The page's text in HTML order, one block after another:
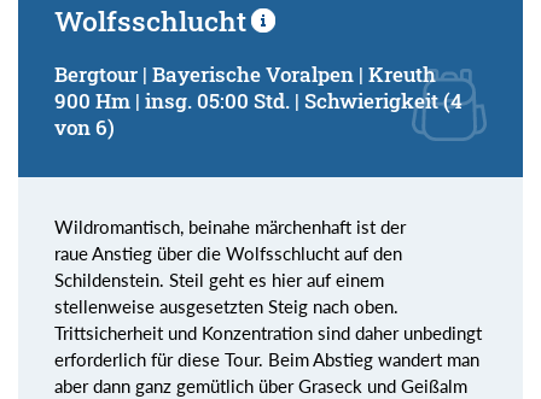
Wolfsschlucht
Bergtour | Bayerische Voralpen | Kreuth
900 Hm | insg. 05:00 Std. | Schwierigkeit (4
von 6)
Wildromantisch, beinahe märchenhaft ist der
raue Anstieg über die Wolfsschlucht auf den
Schildenstein. Steil geht es hier auf einem
stellenweise ausgesetzten Steig nach oben.
Trittsicherheit und Konzentration sind daher unbedingt
erforderlich für diese Tour. Beim Abstieg wandert man
aber dann ganz gemütlich über Graseck und Geißalm